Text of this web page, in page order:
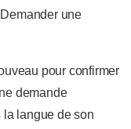
une
pour confirmer
demande
la langue de son